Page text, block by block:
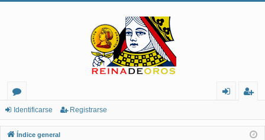
or
os
nt
ist
Identificarse Registrarse
Índice general